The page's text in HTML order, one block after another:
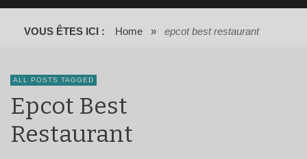
VOUS ÊTES ICI : Home » epcot best restaurant
ALL POSTS TAGGED
Epcot Best
Restaurant